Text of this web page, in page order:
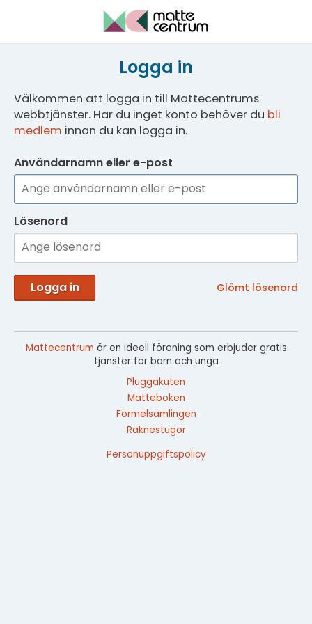
Logga in
Välkommen att logga in till Mattecentrums
webbtjänster. Har du inget konto behöver du bli
medlem innan du kan logga in.
Användarnamn eller e-post
Lösenord
Logga in Glömt lösenord
Mattecentrum är en ideell förening som erbjuder gratis
tjänster för barn och unga
Pluggakuten
Matteboken
Formelsamlingen
Räknestugor
Personuppgiftspolicy